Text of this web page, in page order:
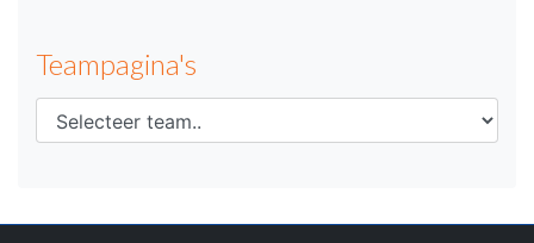
Teampagina's